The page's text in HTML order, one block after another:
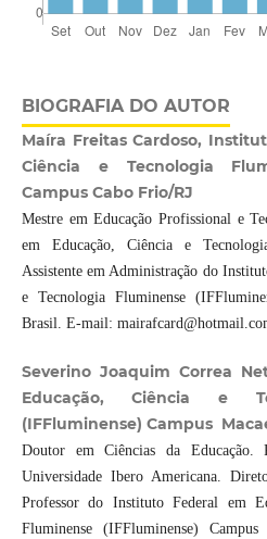
BIOGRAFIA DO AUTOR
Maíra Freitas Cardoso,
Ciência e Tecnologia
Campus Cabo Frio/RJ
Mestre em Educação Profissional e
em Educação, Ciência e
Assistente em Administração do
e Tecnologia Fluminense
Brasil. E-mail:
Severino Joaquim Correa
Educação, Ciência e
(IFFluminense) Campus
Doutor em Ciências da Educação.
Universidade Ibero Americana.
Professor do Instituto Federal em
Fluminense (IFFluminense)